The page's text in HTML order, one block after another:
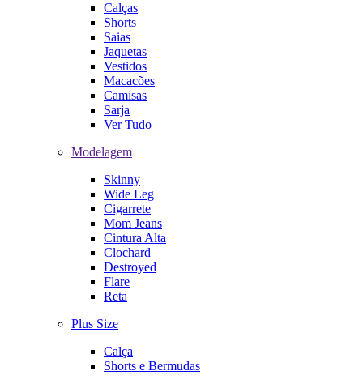
Calças
Shorts
Saias
Jaquetas
Vestidos
Macacões
Camisas
Sarja
Ver Tudo
Modelagem
Skinny
Wide Leg
Cigarrete
Mom Jeans
Cintura Alta
Clochard
Destroyed
Flare
Reta
Plus Size
Calça
Shorts e Bermudas